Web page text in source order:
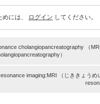
には、 ログイン してください。
cholangiopancreatography （
）
imaging:MRI （じききょうめ